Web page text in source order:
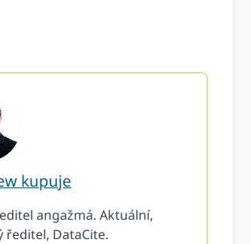
kupuje
angažmá. Aktuální,
ředitel, DataCite.